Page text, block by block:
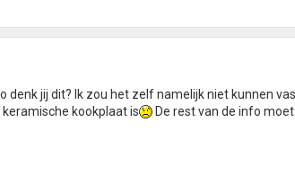
denk jij dit? Ik zou het zelf namelijk niet kunnen
kookplaat is
De rest van de info